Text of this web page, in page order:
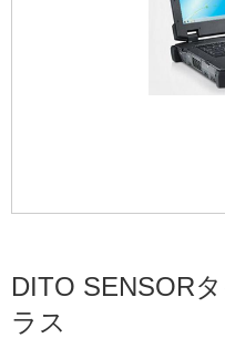
DITO SENSOR
ラス